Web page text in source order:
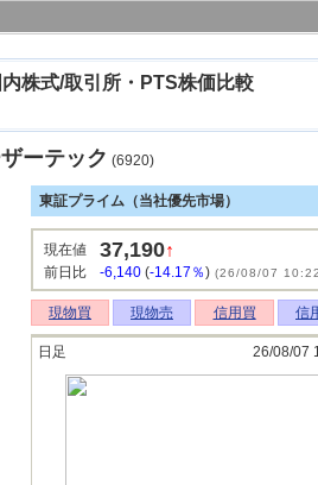
内株式/取引所・PTS株価比較
ーテック (6920)
東証プライム（当社優先市場）
現在値 37,190↑
前日比 -6,140 (-14.17％) (26/08/07
現物買 現物売 信用買 信
日足 26/08/07